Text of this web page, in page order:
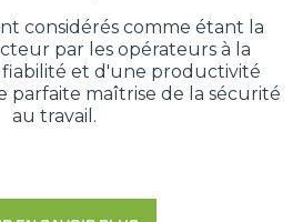
considérés comme étant la
par les opérateurs à la
et d'une productivité
parfaite maîtrise de la sécurité
au travail.